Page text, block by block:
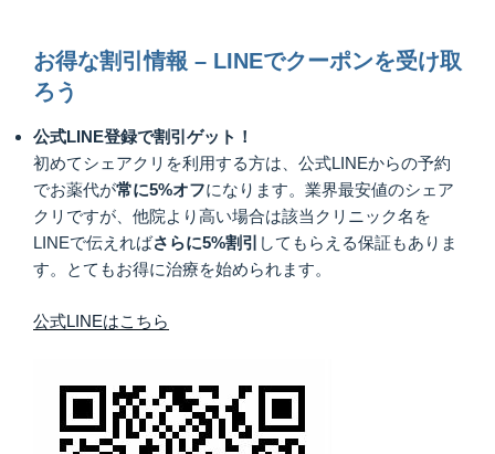
お得な割引情報 – LINEでクーポンを受け取
ろう
公式LINE登録で割引ゲット！
初めてシェアクリを利用する方は、公式LINEからの予約
でお薬代が常に5%オフになります。業界最安値のシェア
クリですが、他院より高い場合は該当クリニック名を
LINEで伝えればさらに5%割引 してもらえる保証もありま
す。とてもお得に治療を始められます。
公式LINEはこちら